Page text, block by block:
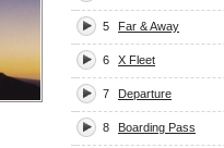
5 Far & Away
6 X Fleet
7 Departure
8 Boarding Pass